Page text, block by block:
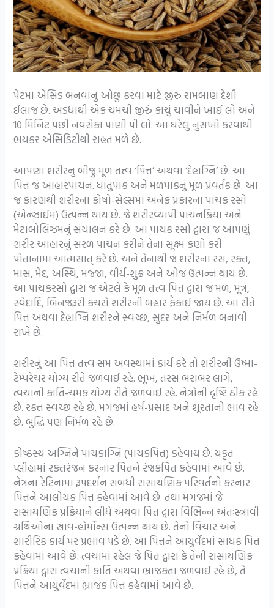
પેટમાં એસિડ બનવાનું ઓછું કરવા માટે જીરું રામબાણ દેશી
ઈલાજ છે. અડધાથી એક ચમચી જીરું કાચું ચાવીને ખાઈ લો અને
10 મિનિટ પછી નવસેકા પાણી પી લો. આ ઘરેલુ નુસખો કરવાથી
ભયંકર એસિડિટીથી રાહત મળે છે.
આપણા શરીરનું બીજું મૂળ તત્ત્વ ‘પિત્ત’ અથવા ‘દેહાગ્નિ’ છે. આ
પિત્ત જ આહારપાચન. ધાતુપાક અને મળપાકનું મૂળ પ્રવર્તક છે. આ
જ કારણથી શરીરના કોષો-સેલ્સમાં અનેક પ્રકારના પાચક રસો
(એન્ઝાઈમ) ઉત્પન્ન થાય છે. જે શરીરવ્યાપી પાચનક્રિયા અને
મેટાબોલિઝમનું સંચાલન કરે છે. આ પાચક રસો દ્વારા જ આપણું
શરીર આહારનું સરળ પાચન કરીને તેના સૂક્ષ્મ કણો કરી
પોતાનામાં આત્મસાત્ કરે છે. અને તેનાથી જ શરીરના રસ, રક્ત,
માંસ, મેદ, અસ્થિ, મજ્જા, વીર્ય-શુક્ર અને ઓજ ઉત્પન્ન થાય છે.
આ પાચકરસો દ્વારા જ એટલે કે મૂળ તત્ત્વ પિત્ત દ્વારા જ મળ, મૂત્ર,
સ્વેદાદિ, બિનજરૂરી કચરો શરીરની બહાર ફેંકાઈ જાય છે. આ રીતે
પિત્ત અથવા દેહાગ્નિ શરીરને સ્વચ્છ, સુંદર અને નિર્મળ બનાવી
રાખે છે.
શરીરનું આ પિત્ત તત્ત્વ સમ અવસ્થામાં કાર્ય કરે તો શરીરની ઉષ્મા-
ટેમ્પરેચર યોગ્ય રીતે જળવાઈ રહે. ભૂખ, તરસ બરાબર લાગે,
ત્વચાની કાંતિ-ચમક યોગ્ય રીતે જળવાઈ રહે. નેત્રોની દૃષ્ટિ ઠીક રહે
છે. રક્ત સ્વચ્છ રહે છે. મગજમાં હર્ષ-પ્રસાદ અને શૂરતાનો ભાવ રહે
છે. બુદ્ધિ પણ નિર્મળ રહે છે.
કોષ્ઠસ્થ અગ્નિને પાચકાગ્નિ (પાચકપિત્ત) કહેવાય છે. યકૃત
પ્લીહામાં રક્તરંજન કરનાર પિત્તને રંજકપિત્ત કહેવામાં આવે છે.
નેત્રના રેટિનામાં રૂપદર્શન સંબંધી રાસાયણિક પરિવર્તનો કરનાર
પિત્તને આલોચક પિત્ત કહેવામાં આવે છે. તથા મગજમાં જે
રાસાયણિક પ્રક્રિયાને લીધે અથવા પિત્ત દ્વારા વિભિન્ન અંતઃસ્ત્રાવી
ગ્રંથિઓના સ્રાવ-હોર્મોન્સ ઉત્પન્ન થાય છે. તેનો વિચાર અને
શારીરિક કાર્ય પર પ્રભાવ પડે છે. આ પિત્તને આયુર્વેદમાં સાધક પિત્ત
કહેવામાં આવે છે. ત્વચામાં રહેલ જે પિત્ત દ્વારા કે તેની રાસાયણિક
પ્રક્રિયા દ્વારા ત્વચાની કાંતિ અથવા ભ્રાજકતા જળવાઈ રહે છે, તે
પિત્તને આયુર્વેદમાં ભ્રાજક પિત્ત કહેવામાં આવે છે.